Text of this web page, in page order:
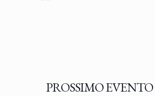
PROSSIMO EVENTO